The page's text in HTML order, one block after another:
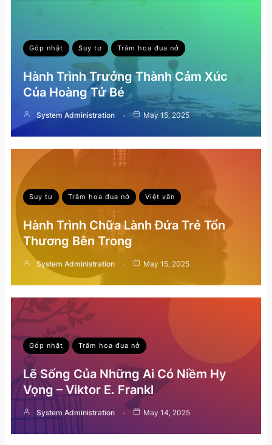
Góp nhặt Suy tư Trăm hoa đua nở
Hành Trình Trưởng Thành Cảm Xúc
Của Hoàng Tử Bé
System Administration May 15, 2025
Suy tư Trăm hoa đua nở Việt văn
Hành Trình Chữa Lành Đứa Trẻ Tổn
Thương Bên Trong
System Administration May 15, 2025
Góp nhặt Trăm hoa đua nở
Lẽ Sống Của Những Ai Có Niềm Hy
Vọng – Viktor E. Frankl
System Administration May 14, 2025